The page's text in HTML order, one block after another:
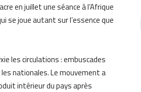
en juillet une séance à l’Afrique
se joue autant sur l’essence que
les circulations : embuscades
nationales. Le mouvement a
intérieur du pays après